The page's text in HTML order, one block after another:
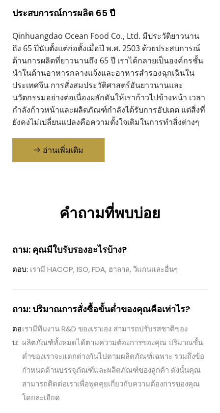
ประสบการณ์การผลิต 65 ปี
Qinhuangdao Ocean Food Co., Ltd. มีประวัติยาวนาน
ถึง 65 ปีนับตั้งแต่ก่อตั้งเมื่อปี พ.ศ. 2503 ด้วยประสบการณ์
ด้านการผลิตที่ยาวนานถึง 65 ปี เราได้กลายเป็นองค์กรชั้น
นำในด้านอาหารกลางแจ้งและอาหารสำรองฉุกเฉินใน
ประเทศจีน การสั่งสมประวัติศาสตร์อันยาวนานและ
นวัตกรรมอย่างต่อเนื่องผลักดันให้เราก้าวไปข้างหน้า เวลา
กำลังก้าวหน้าและผลิตภัณฑ์กำลังได้รับการอัปเดต แต่สิ่งที่
ยังคงไม่เปลี่ยนแปลงคือความตั้งใจเดิมในการทำสิ่งต่างๆ
อ่านเพิ่มเติม
คำถามที่พบบ่อย
ถาม: คุณมีใบรับรองอะไรบ้าง?
ตอบ: เรามี HACCP, ISO, FDA, ฮาลาล, วีแกนและอื่นๆ
ถาม: ปริมาณการสั่งซื้อขั้นต่ำของคุณคือเท่าไร?
ตอ
บ:
เรามีทีมงาน R&D ของเราเอง สามารถปรับรสชาติของ
ผลิตภัณฑ์ทั้งหมดได้ตามความต้องการของคุณ ปริมาณขั้น
ต่ำของเราจะแตกต่างกันไปตามผลิตภัณฑ์เฉพาะ รวมถึงข้อ
กำหนดด้านบรรจุภัณฑ์และผลิตภัณฑ์ของลูกค้า ดังนั้นคุณ
สามารถติดต่อเราเพื่อพูดคุยเกี่ยวกับความต้องการของคุณ
โดยละเอียด